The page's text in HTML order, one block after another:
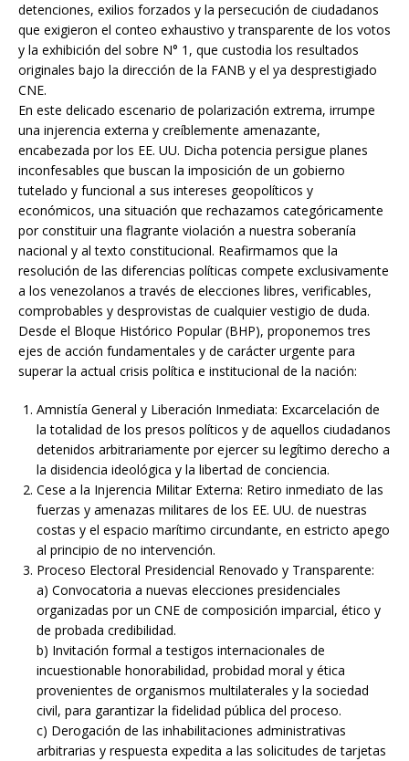
detenciones, exilios forzados y la persecución de ciudadanos
que exigieron el conteo exhaustivo y transparente de los votos
y la exhibición del sobre N° 1, que custodia los resultados
originales bajo la dirección de la FANB y el ya desprestigiado
CNE.
En este delicado escenario de polarización extrema, irrumpe
una injerencia externa y creíblemente amenazante,
encabezada por los EE. UU. Dicha potencia persigue planes
inconfesables que buscan la imposición de un gobierno
tutelado y funcional a sus intereses geopolíticos y
económicos, una situación que rechazamos categóricamente
por constituir una flagrante violación a nuestra soberanía
nacional y al texto constitucional. Reafirmamos que la
resolución de las diferencias políticas compete exclusivamente
a los venezolanos a través de elecciones libres, verificables,
comprobables y desprovistas de cualquier vestigio de duda.
Desde el Bloque Histórico Popular (BHP), proponemos tres
ejes de acción fundamentales y de carácter urgente para
superar la actual crisis política e institucional de la nación:
Amnistía General y Liberación Inmediata: Excarcelación de
la totalidad de los presos políticos y de aquellos ciudadanos
detenidos arbitrariamente por ejercer su legítimo derecho a
la disidencia ideológica y la libertad de conciencia.
Cese a la Injerencia Militar Externa: Retiro inmediato de las
fuerzas y amenazas militares de los EE. UU. de nuestras
costas y el espacio marítimo circundante, en estricto apego
al principio de no intervención.
Proceso Electoral Presidencial Renovado y Transparente:
a) Convocatoria a nuevas elecciones presidenciales
organizadas por un CNE de composición imparcial, ético y
de probada credibilidad.
b) Invitación formal a testigos internacionales de
incuestionable honorabilidad, probidad moral y ética
provenientes de organismos multilaterales y la sociedad
civil, para garantizar la fidelidad pública del proceso.
c) Derogación de las inhabilitaciones administrativas
arbitrarias y respuesta expedita a las solicitudes de tarjetas